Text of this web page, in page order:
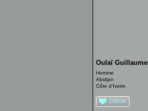
Oulaï Guillaume
Homme
Abidjan
Côte d'Ivoire
J'aime